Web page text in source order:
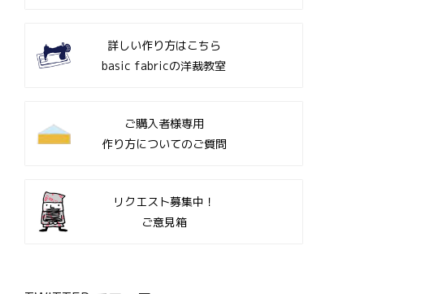
詳しい作り方はこちら
basic fabricの洋裁教室
ご購入者様専用
作り方についてのご質問
リクエスト募集中！
ご意見箱